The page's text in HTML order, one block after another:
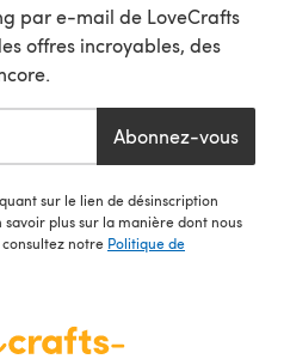
par e-mail de LoveCrafts
offres incroyables, des
Abonnez-vous
sur le lien de désinscription
plus sur la manière dont nous
notre Politique de